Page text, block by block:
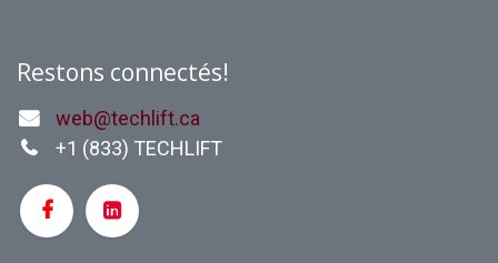
couleur: bleu
rouleaux pour extraction
latérale
Composition de la roue de
traction: polyuréthane
Type de traction de la
roue:lyréthane
Restons connectés!
web@techlift.ca
+1 (833) TECHLIFT